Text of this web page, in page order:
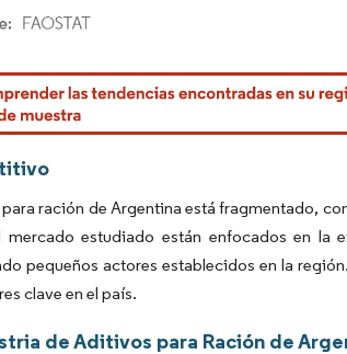
El uso requiere atribución según CC BY 4.0.
ración de Argentina está fragmentado,
estudiado están enfocados en la
pequeños actores establecidos en la
clave en el país.
de Aditivos para Ración de